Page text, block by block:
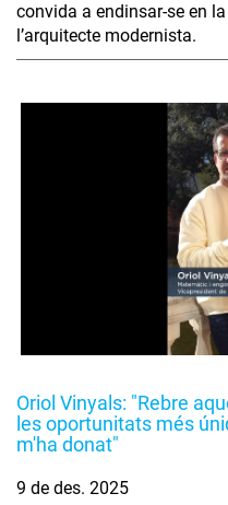
convida a endinsar-se en
l’arquitecte modernista.
Oriol Vinyals: "Rebre
les oportunitats més
m'ha donat"
9 de des. 2025